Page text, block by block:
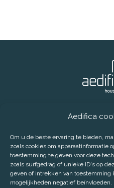
Aedifica
Om u de beste ervaring te bieden,
zoals cookies om apparaatinformatie
toestemming te geven voor deze
zoals surfgedrag of unieke ID's op
geven of intrekken van toestemming
mogelijkheden negatief beïnvloeden.
® Aedifica (GVV)
CONTACT
SCHRIJF JE IN OP
AEDIFICA